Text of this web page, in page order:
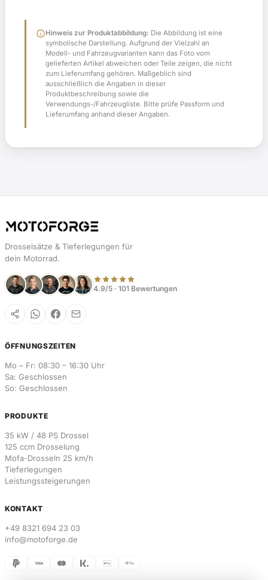
infoHinweis zur Produktabbildung: Die Abbildung ist eine
symbolische Darstellung. Aufgrund der Vielzahl an
Modell- und Fahrzeugvarianten kann das Foto vom
gelieferten Artikel abweichen oder Teile zeigen, die nicht
zum Lieferumfang gehören. Maßgeblich sind
ausschließlich die Angaben in dieser
Produktbeschreibung sowie die
Verwendungs-/Fahrzeugliste. Bitte prüfe Passform und
Lieferumfang anhand dieser Angaben.
Drosselsätze & Tieferlegungen für
dein Motorrad.
4.9/5 · 101 Bewertungen
ÖFFNUNGSZEITEN
Mo – Fr: 08:30 – 16:30 Uhr
Sa: Geschlossen
So: Geschlossen
PRODUKTE
35 kW / 48 PS Drossel
125 ccm Drosselung
Mofa-Drosseln 25 km/h
Tieferlegungen
Leistungssteigerungen
KONTAKT
+49 8321 694 23 03
info@motoforge.de